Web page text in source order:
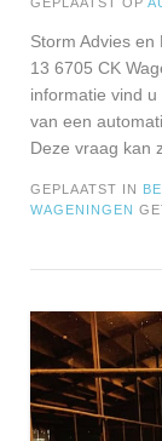
GEPLAATST OP
Storm Advies
13 6705 CK
informatie vind
van een
Deze vraag kan
GEPLAATST IN
WAGENINGEN